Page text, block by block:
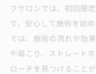
クサロンでは、初回限
で、安心して施術を始
では、施術の流れや効
や肩こり、ストレート
ローチを見つけること